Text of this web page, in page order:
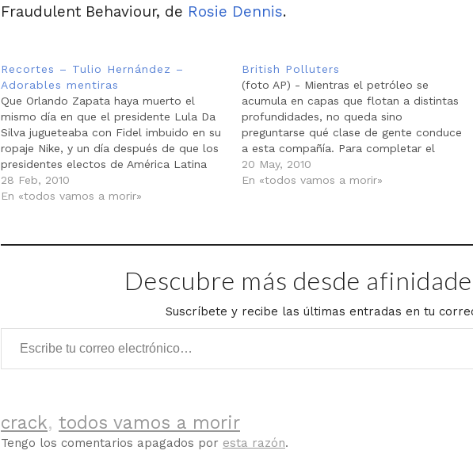
Fraudulent Behaviour, de Rosie Dennis.
Recortes – Tulio Hernández –
Adorables mentiras
Que Orlando Zapata haya muerto el
mismo día en que el presidente Lula Da
Silva jugueteaba con Fidel imbuido en su
ropaje Nike, y un día después de que los
presidentes electos de América Latina
recibían en Cancún, en igualdad de
condiciones, a Raúl Castro, un hijito de
28 Feb, 2010
En «todos vamos a morir»
British Polluters
(foto AP) - Mientras el petróleo se
acumula en capas que flotan a distintas
profundidades, no queda sino
preguntarse qué clase de gente conduce
a esta compañía. Para completar el
cuadro, un reportaje de The Guardian no
hace sino señalar lo evidente: este
20 May, 2010
En «todos vamos a morir»
Descubre más desde
Suscríbete y recibe las últimas entradas en tu
Escribe tu correo electrónico…
crack, todos vamos a morir
Tengo los comentarios apagados por esta razón.